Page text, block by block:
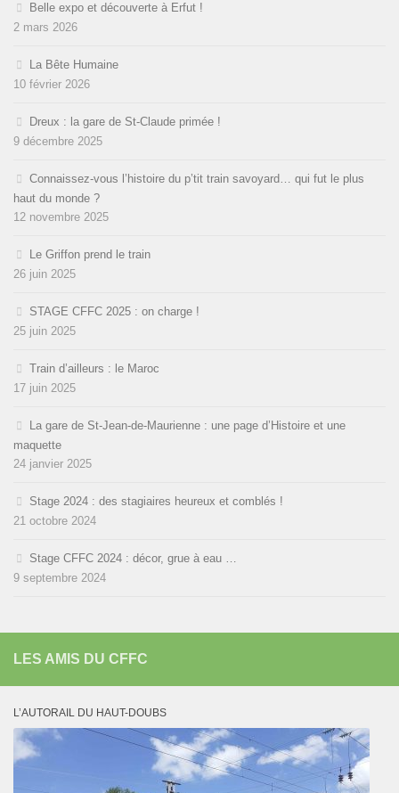
Belle expo et découverte à Erfut !
2 mars 2026
La Bête Humaine
10 février 2026
Dreux : la gare de St-Claude primée !
9 décembre 2025
Connaissez-vous l’histoire du p’tit train savoyard… qui fut le plus
haut du monde ?
12 novembre 2025
Le Griffon prend le train
26 juin 2025
STAGE CFFC 2025 : on charge !
25 juin 2025
Train d’ailleurs : le Maroc
17 juin 2025
La gare de St-Jean-de-Maurienne : une page d’Histoire et une
maquette
24 janvier 2025
Stage 2024 : des stagiaires heureux et comblés !
21 octobre 2024
Stage CFFC 2024 : décor, grue à eau …
9 septembre 2024
LES AMIS DU CFFC
L’AUTORAIL DU HAUT-DOUBS